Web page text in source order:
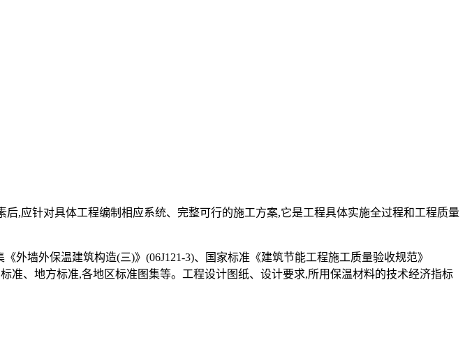
,应针对具体工程编制相应系统、完整可行的施工方案,它是工程具体实施全过程和工程质量
墙外保温建筑构造(三)》(06J121-3)、国家标准《建筑节能工程施工质量验收规范》
准、地方标准,各地区标准图集等。工程设计图纸、设计要求,所用保温材料的技术经济指标